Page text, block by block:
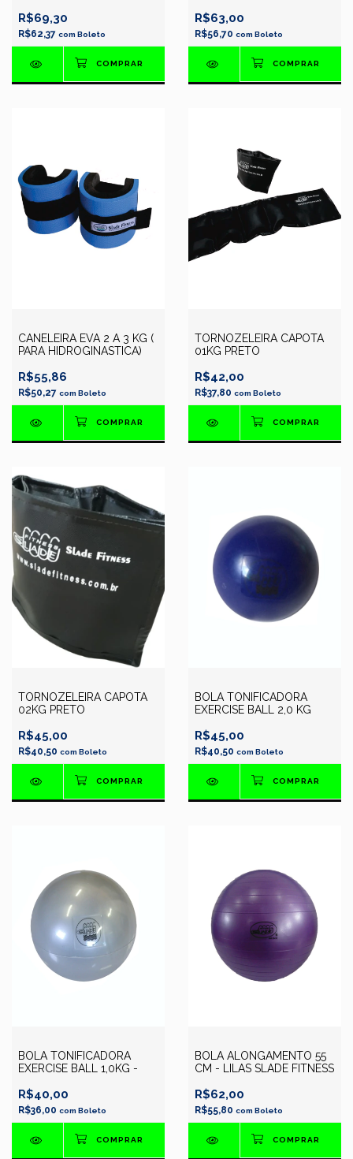
R$69,30
R$62,37 comBoleto
R$63,00
R$56,70 comBoleto
CANELEIRA EVA 2 A 3 KG (
PARA HIDROGINASTICA)
R$55,86
R$50,27 comBoleto
TORNOZELEIRA CAPOTA
01KG PRETO
R$42,00
R$37,80 comBoleto
TORNOZELEIRA CAPOTA
02KG PRETO
R$45,00
R$40,50 comBoleto
BOLA TONIFICADORA
EXERCISE BALL 2,0 KG
R$45,00
R$40,50 comBoleto
BOLA TONIFICADORA
EXERCISE BALL 1,0KG -
R$40,00
R$36,00 comBoleto
BOLA ALONGAMENTO 55
CM - LILAS SLADE FITNESS
R$62,00
R$55,80 comBoleto